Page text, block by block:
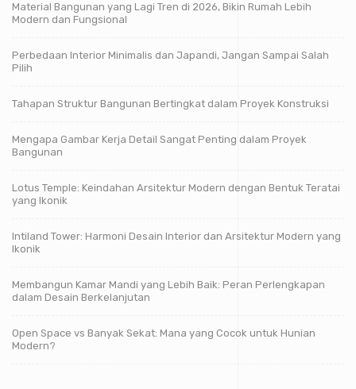
Material Bangunan yang Lagi Tren di 2026, Bikin Rumah Lebih
Modern dan Fungsional
Perbedaan Interior Minimalis dan Japandi, Jangan Sampai Salah
Pilih
Tahapan Struktur Bangunan Bertingkat dalam Proyek Konstruksi
Mengapa Gambar Kerja Detail Sangat Penting dalam Proyek
Bangunan
Lotus Temple: Keindahan Arsitektur Modern dengan Bentuk Teratai
yang Ikonik
Intiland Tower: Harmoni Desain Interior dan Arsitektur Modern yang
Ikonik
Membangun Kamar Mandi yang Lebih Baik: Peran Perlengkapan
dalam Desain Berkelanjutan
Open Space vs Banyak Sekat: Mana yang Cocok untuk Hunian
Modern?